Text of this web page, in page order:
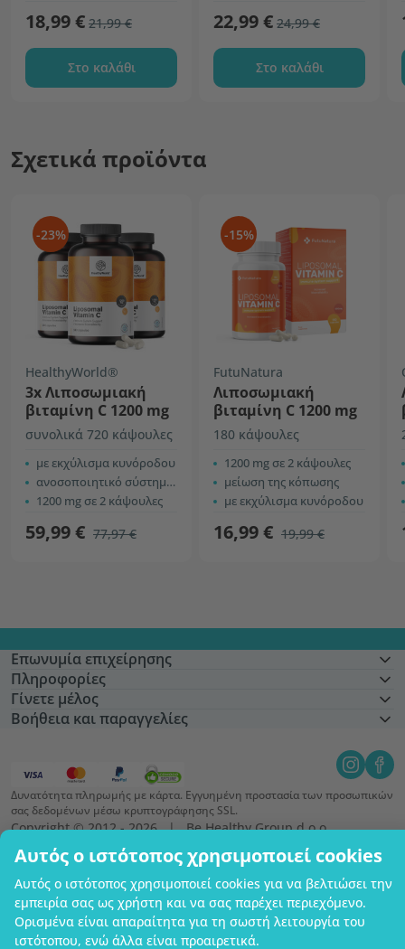
Αυτός ο ιστότοπος χρησιμοποιεί cookies
Αυτός ο ιστότοπος χρησιμοποιεί cookies για να βελτιώσει την
εμπειρία σας ως χρήστη και να σας παρέχει περιεχόμενο.
Ορισμένα είναι απαραίτητα για τη σωστή λειτουργία του
ιστότοπου, ενώ άλλα είναι προαιρετικά.
18,99 € 21,99 €
Στο καλάθι
22,99 € 24,99 €
Στο καλάθι
Σχετικά προϊόντα
-23%
HealthyWorld®
3x Λιποσωμιακή
βιταμίνη C 1200 mg
συνολικά 720 κάψουλες
με εκχύλισμα κυνόροδου
ανοσοποιητικό σύστημα, περισσότερη ενέργεια
1200 mg σε 2 κάψουλες
59,99 € 77,97 €
-15%
FutuNatura
Λιποσωμιακή
βιταμίνη C 1200 mg
180 κάψουλες
1200 mg σε 2 κάψουλες
μείωση της κόπωσης
με εκχύλισμα κυνόροδου
16,99 € 19,99 €
Επωνυμία επιχείρησης
Πληροφορίες
Γίνετε μέλος
Βοήθεια και παραγγελίες
Δυνατότητα πληρωμής με κάρτα. Εγγυημένη προστασία των προσωπικών
σας δεδομένων μέσω κρυπτογράφησης SSL.
Copyright © 2012 - 2026   |   Be Healthy Group d.o.o.
Χάρτης ιστότοπου Χρήση των cookies Ρυθμίσεις cookies